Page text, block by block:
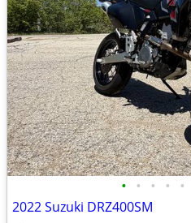
• • • • •
2022 Suzuki DRZ400SM